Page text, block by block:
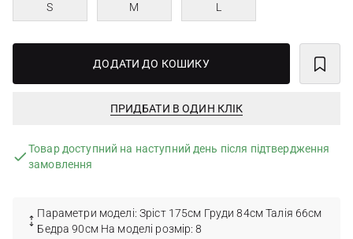
S M L
ДОДАТИ ДО КОШИКУ
ПРИДБАТИ В ОДИН КЛІК
Товар доступний на наступний день після підтвердження
замовлення
Параметри моделі: Зріст 175см Груди 84см Талія 66см
Бедра 90см На моделі розмір: 8